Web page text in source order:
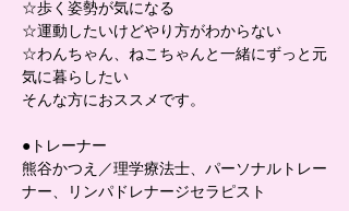
☆歩く姿勢が気になる
☆運動したいけどやり方がわからない
☆わんちゃん、ねこちゃんと一緒にずっと元
気に暮らしたい
そんな方におススメです。
●トレーナー
熊谷かつえ／理学療法士、パーソナルトレー
ナー、リンパドレナージセラピスト